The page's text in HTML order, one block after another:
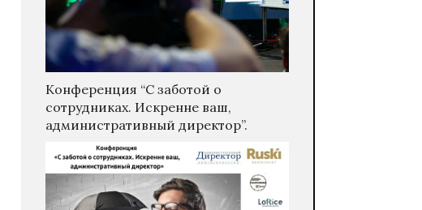
Конференция “С заботой о
сотрудниках. Искренне ваш,
административный директор”.